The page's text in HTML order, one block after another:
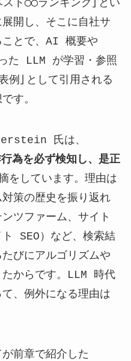
スト◯◯ランキング」とい
開し、そこに自社サ
ことで、AI 概要や
た LLM が学習・参照
例」として引用される
す。
氏は、
為を必ず検知し、是正
をしています。理由は
策の歴史を振り返れ
ツファーム、サイト
SEO）など、検索結
びにアルゴリズムや
からです。LLM 時代
、例外になる理由は
前章で紹介した